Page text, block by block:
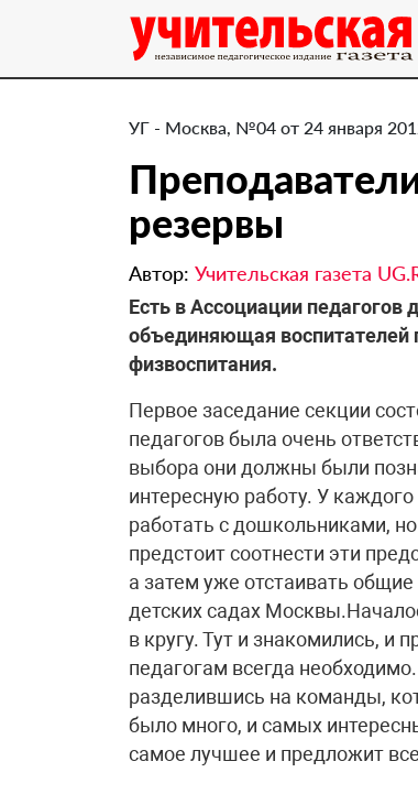
УГ - Москва, №04 от 24 января
резервы
Автор: Учительская газета
​Есть в Ассоциации педагогов
объединяющая воспитателей
физвоспитания.
Первое заседание секции
педагогов была очень
выбора они должны были
интересную работу. У
работать с дошкольниками,
предстоит соотнести эти
а затем уже отстаивать
детских садах
в кругу. Тут и знакомились, и
педагогам всегда
разделившись на команды,
было много, и самых
самое лучшее и предложит